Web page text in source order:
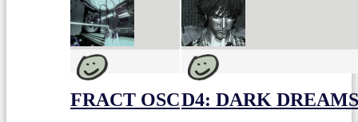
FRACT OSCD4: DARK